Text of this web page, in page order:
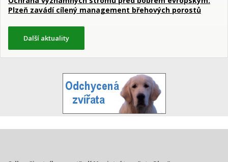
Plzeň zavádí cílený management břehových porostů
Další aktuality